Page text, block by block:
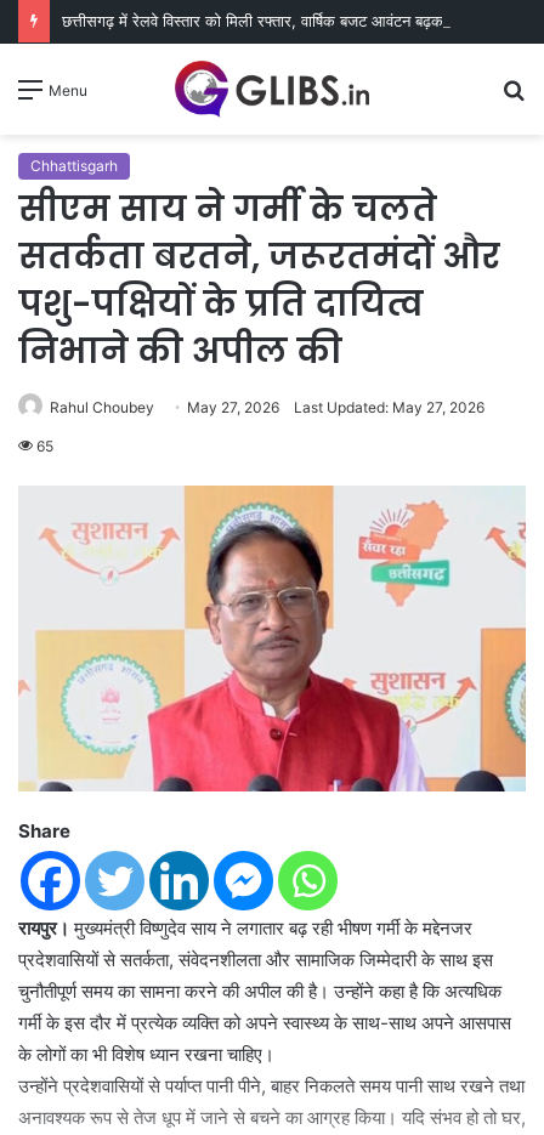
Menu
Chhattisgarh
सीएम साय ने गर्मी के चलते
सतर्कता बरतने, जरूरतमंदों और
पशु-पक्षियों के प्रति दायित्व
निभाने की अपील की
Rahul Choubey May 27, 2026 Last Updated: May 27, 2026
65
Share
रायपुर। मुख्यमंत्री विष्णुदेव साय ने लगातार बढ़ रही भीषण गर्मी के मद्देनजर
प्रदेशवासियों से सतर्कता, संवेदनशीलता और सामाजिक जिम्मेदारी के साथ इस
चुनौतीपूर्ण समय का सामना करने की अपील की है। उन्होंने कहा है कि अत्यधिक
गर्मी के इस दौर में प्रत्येक व्यक्ति को अपने स्वास्थ्य के साथ-साथ अपने आसपास
के लोगों का भी विशेष ध्यान रखना चाहिए।
उन्होंने प्रदेशवासियों से पर्याप्त पानी पीने, बाहर निकलते समय पानी साथ रखने तथा
अनावश्यक रूप से तेज धूप में जाने से बचने का आग्रह किया। यदि संभव हो तो घर,